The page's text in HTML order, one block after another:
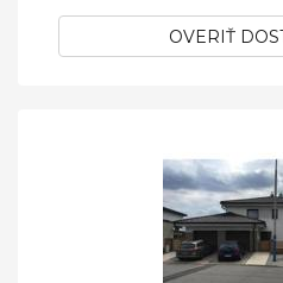
OVERIŤ